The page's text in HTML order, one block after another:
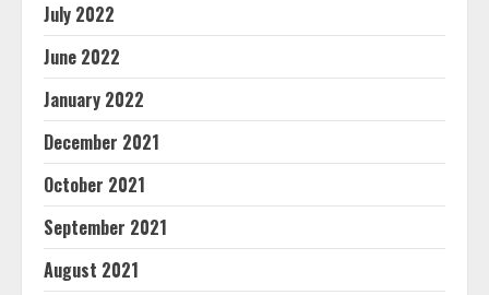
July 2022
June 2022
January 2022
December 2021
October 2021
September 2021
August 2021